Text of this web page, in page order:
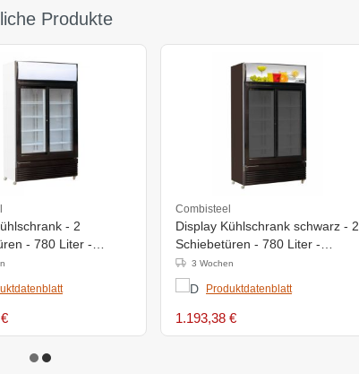
Produkte
- 2
- 780 Liter -
- LED
Combisteel
Display Kühlschrank schwarz - 2
Schiebetüren - 780 Liter -
1120x595x(h)2100mm - LED
3 Wochen
Produktdatenblatt
1.193,38 €